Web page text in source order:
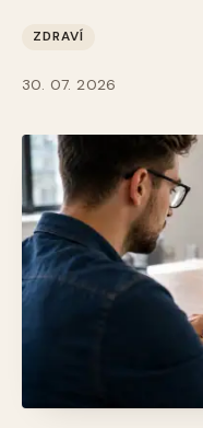
ZDRAVÍ
30. 07. 2026